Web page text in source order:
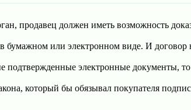
продавец должен иметь возможность
бумажном или электронном виде. И договор
электронные документы,
который бы обязывал покупателя